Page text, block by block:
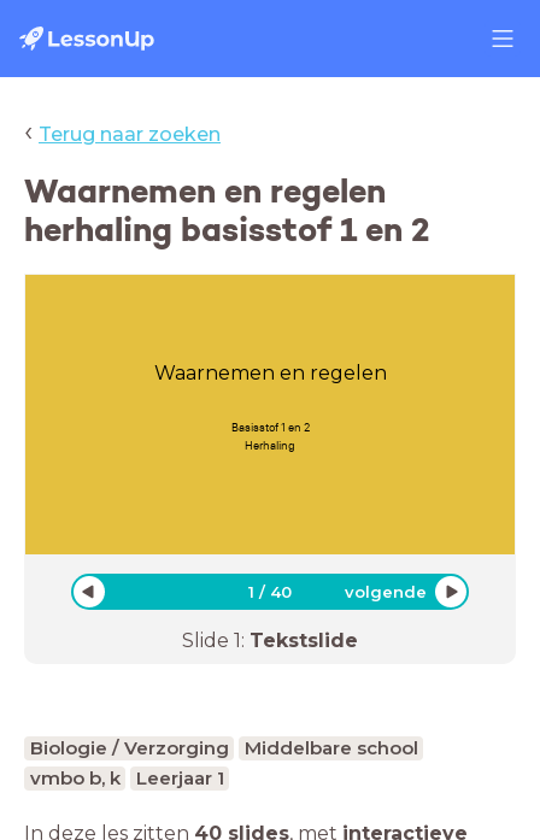
‹ Terug naar zoeken
Waarnemen en regelen
herhaling basisstof 1 en 2
Waarnemen en regelen
Basisstof 1 en 2
Herhaling
1 / 40 volgende
Slide 1: Tekstslide
Biologie / Verzorging
Middelbare school
vmbo b, k
Leerjaar 1
In deze les zitten 40 slides, met interactieve